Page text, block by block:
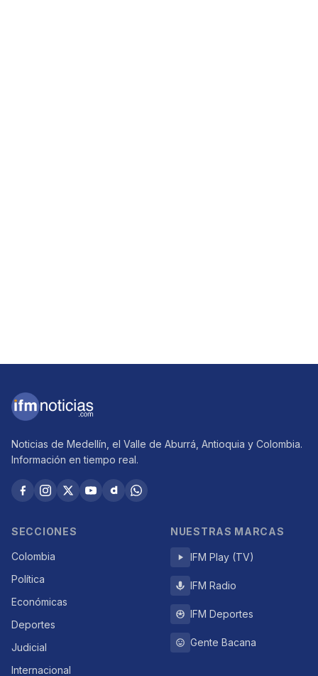
Noticias de Medellín, el Valle de Aburrá, Antioquia y Colombia.
Información en tiempo real.
SECCIONES
Colombia
Política
Económicas
Deportes
Judicial
Internacional
NUESTRAS MARCAS
IFM Play (TV)
IFM Radio
IFM Deportes
Gente Bacana